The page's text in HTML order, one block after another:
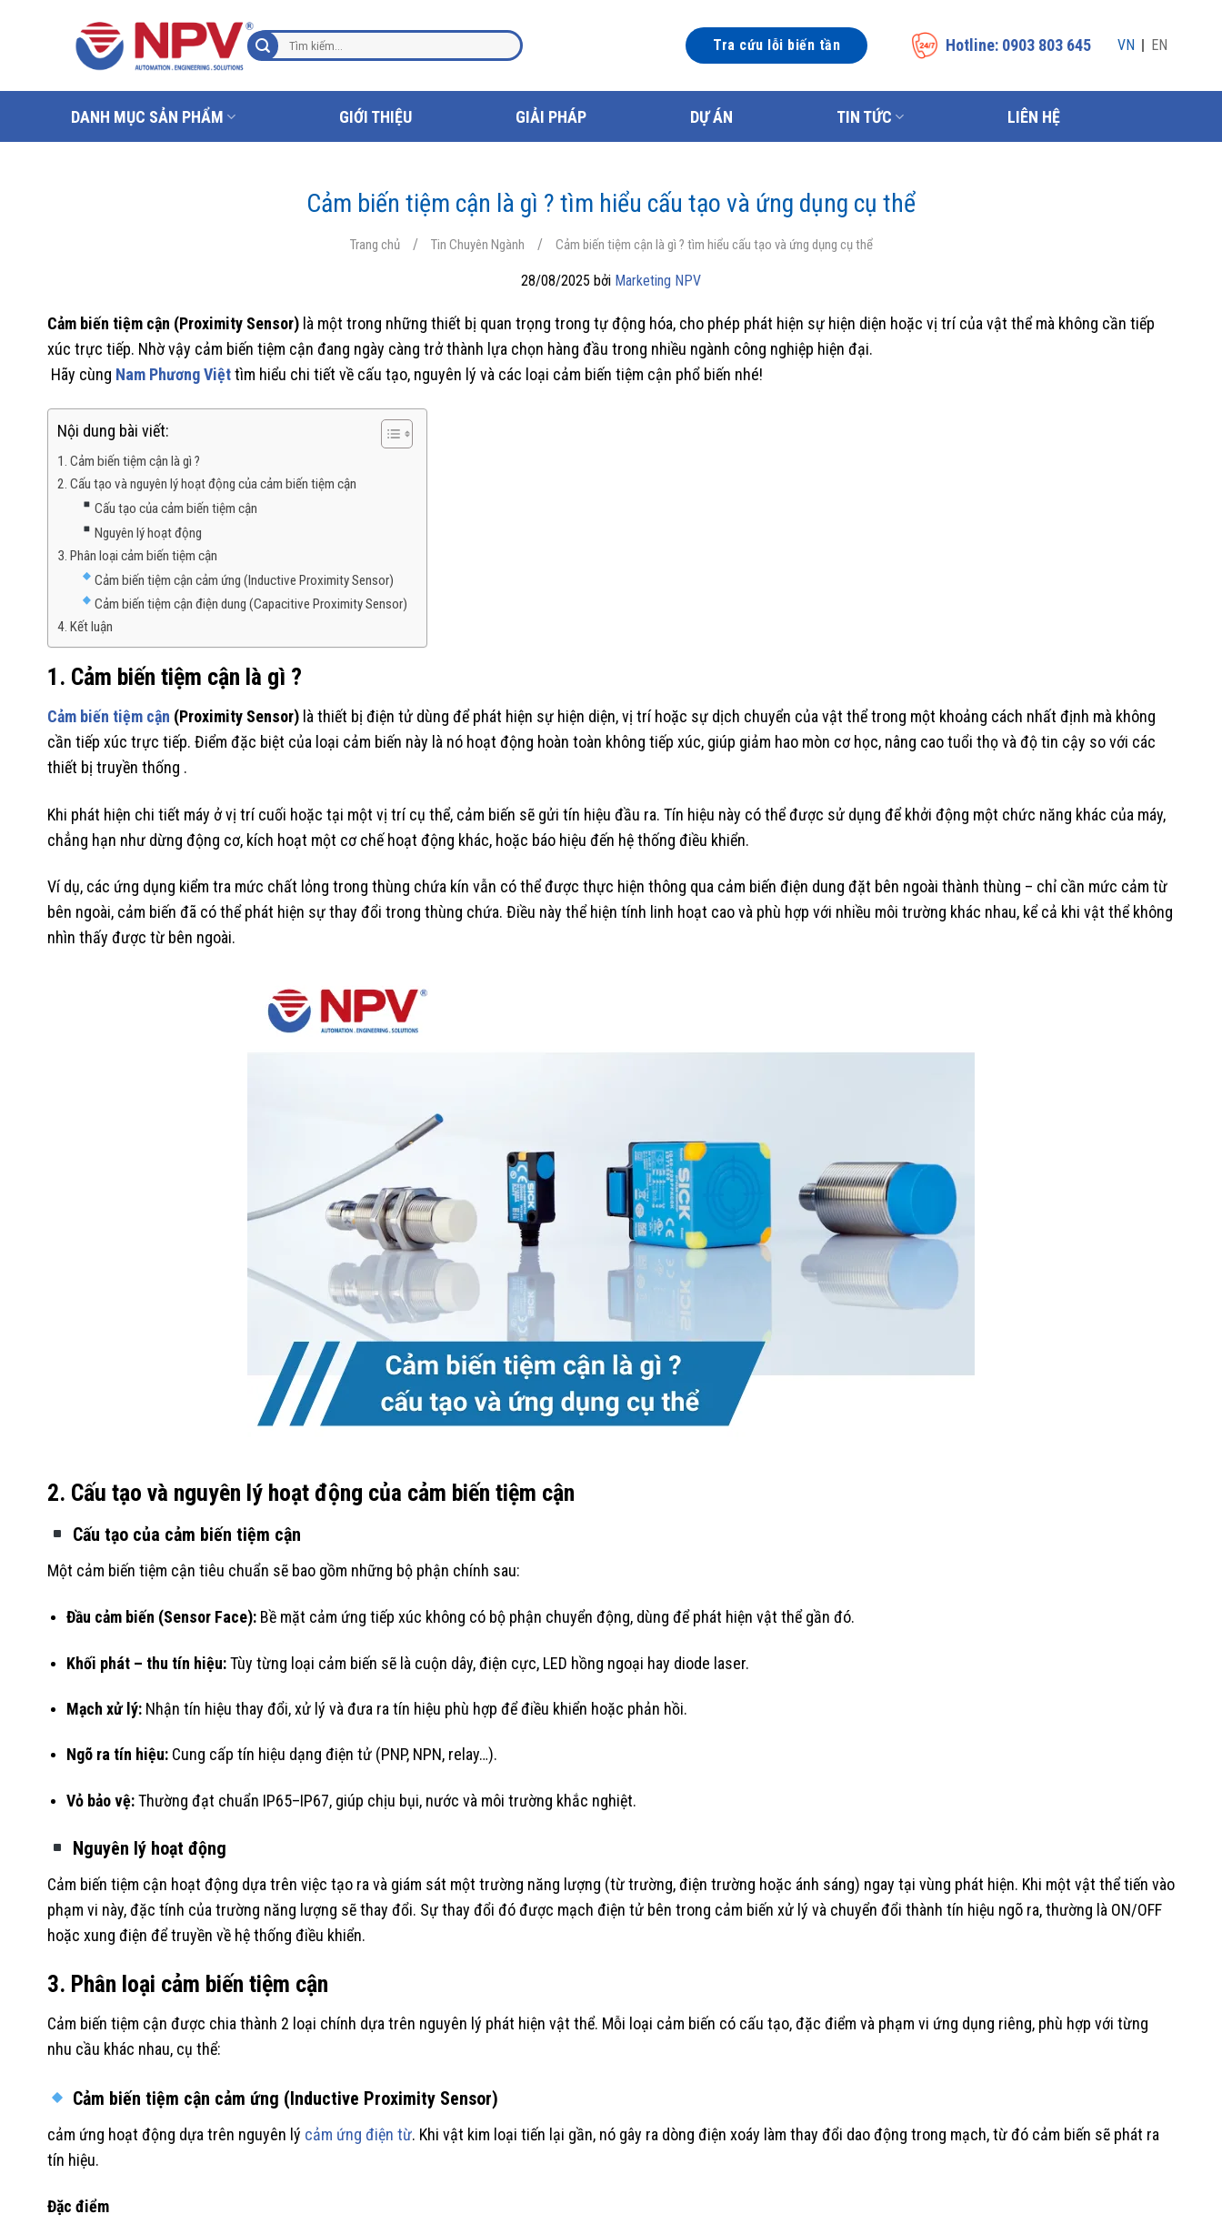
Tìm
kiếm:
Tra cứu lỗi biến tần Hotline: 0903 803 645 EN
VN
DANH MỤC SẢN PHẨM GIỚI THIỆU GIẢI PHÁP DỰ ÁN TIN TỨC LIÊN HỆ
Cảm biến tiệm cận là gì ? tìm hiểu cấu tạo và ứng dụng cụ thể
Trang chủ / Tin Chuyên Ngành / Cảm biến tiệm cận là gì ? tìm hiểu cấu tạo và ứng dụng cụ thể
28/08/2025 bởi Marketing NPV
Cảm biến tiệm cận (Proximity Sensor) là một trong những thiết bị quan trọng trong tự động hóa, cho phép phát hiện sự hiện diện hoặc vị trí của vật thể mà không cần tiếp
xúc trực tiếp. Nhờ vậy cảm biến tiệm cận đang ngày càng trở thành lựa chọn hàng đầu trong nhiều ngành công nghiệp hiện đại.
Hãy cùng Nam Phương Việttìm hiểu chi tiết về cấu tạo, nguyên lý và các loại cảm biến tiệm cận phổ biến nhé!
Nội dung bài viết:
1. Cảm biến tiệm cận là gì ?
2. Cấu tạo và nguyên lý hoạt động của cảm biến tiệm cận
Cấu tạo của cảm biến tiệm cận
Nguyên lý hoạt động
3. Phân loại cảm biến tiệm cận
Cảm biến tiệm cận cảm ứng (Inductive Proximity Sensor)
Cảm biến tiệm cận điện dung (Capacitive Proximity Sensor)
4. Kết luận
1. Cảm biến tiệm cận là gì ?
Cảm biến tiệm cận (Proximity Sensor) là thiết bị điện tử dùng để phát hiện sự hiện diện, vị trí hoặc sự dịch chuyển của vật thể trong một khoảng cách nhất định mà không
cần tiếp xúc trực tiếp. Điểm đặc biệt của loại cảm biến này là nó hoạt động hoàn toàn không tiếp xúc, giúp giảm hao mòn cơ học, nâng cao tuổi thọ và độ tin cậy so với các
thiết bị truyền thống .
Khi phát hiện chi tiết máy ở vị trí cuối hoặc tại một vị trí cụ thể, cảm biến sẽ gửi tín hiệu đầu ra. Tín hiệu này có thể được sử dụng để khởi động một chức năng khác của máy,
chẳng hạn như dừng động cơ, kích hoạt một cơ chế hoạt động khác, hoặc báo hiệu đến hệ thống điều khiển.
Ví dụ, các ứng dụng kiểm tra mức chất lỏng trong thùng chứa kín vẫn có thể được thực hiện thông qua cảm biến điện dung đặt bên ngoài thành thùng – chỉ cần mức cảm từ
bên ngoài, cảm biến đã có thể phát hiện sự thay đổi trong thùng chứa. Điều này thể hiện tính linh hoạt cao và phù hợp với nhiều môi trường khác nhau, kể cả khi vật thể không
nhìn thấy được từ bên ngoài.
2. Cấu tạo và nguyên lý hoạt động của cảm biến tiệm cận
Cấu tạo của cảm biến tiệm cận
Một cảm biến tiệm cận tiêu chuẩn sẽ bao gồm những bộ phận chính sau:
Đầu cảm biến (Sensor Face):Bề mặt cảm ứng tiếp xúc không có bộ phận chuyển động, dùng để phát hiện vật thể gần đó.
Khối phát – thu tín hiệu:Tùy từng loại cảm biến sẽ là cuộn dây, điện cực, LED hồng ngoại hay diode laser.
Mạch xử lý:Nhận tín hiệu thay đổi, xử lý và đưa ra tín hiệu phù hợp để điều khiển hoặc phản hồi.
Ngõ ra tín hiệu:Cung cấp tín hiệu dạng điện tử (PNP, NPN, relay…).
Vỏ bảo vệ:Thường đạt chuẩn IP65–IP67, giúp chịu bụi, nước và môi trường khắc nghiệt.
Nguyên lý hoạt động
Cảm biến tiệm cận hoạt động dựa trên việc tạo ra và giám sát một trường năng lượng (từ trường, điện trường hoặc ánh sáng) ngay tại vùng phát hiện. Khi một vật thể tiến vào
phạm vi này, đặc tính của trường năng lượng sẽ thay đổi. Sự thay đổi đó được mạch điện tử bên trong cảm biến xử lý và chuyển đổi thành tín hiệu ngõ ra, thường là ON/OFF
hoặc xung điện để truyền về hệ thống điều khiển.
3. Phân loại cảm biến tiệm cận
Cảm biến tiệm cận được chia thành 2 loại chính dựa trên nguyên lý phát hiện vật thể. Mỗi loại cảm biến có cấu tạo, đặc điểm và phạm vi ứng dụng riêng, phù hợp với từng
nhu cầu khác nhau, cụ thể:
Cảm biến tiệm cận cảm ứng (Inductive Proximity Sensor)
cảm ứng hoạt động dựa trên nguyên lý cảm ứng điện từ. Khi vật kim loại tiến lại gần, nó gây ra dòng điện xoáy làm thay đổi dao động trong mạch, từ đó cảm biến sẽ phát ra
tín hiệu.
Đặc điểm